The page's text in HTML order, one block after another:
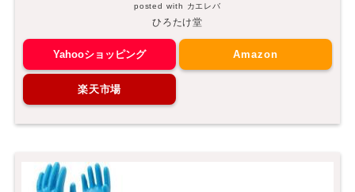
posted with カエレバ
ひろたけ堂
Yahooショッピング Amazon
楽天市場